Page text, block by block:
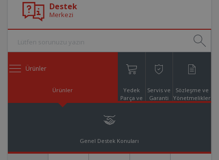
Destek
Merkezi
Ürünler
Ürünler
Yedek
Parça ve
Servis ve
Garanti
Sözleşme ve
Yönetmelikler
Genel Destek Konuları